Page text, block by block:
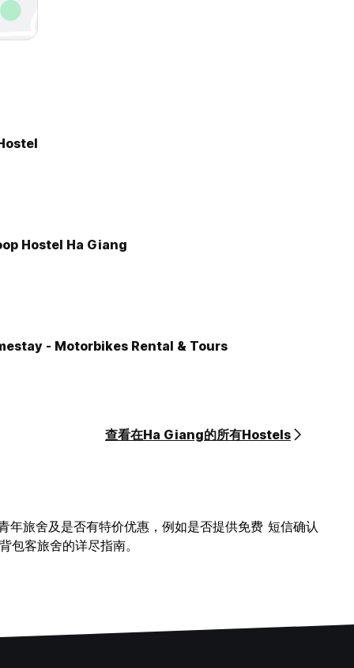
Hostel Ha Giang
- Motorbikes Rental & Tours
查看在Ha Giang的所有Hostels
旅舍及是否有特价优惠，例如是否提供免费 短信确认
客旅舍的详尽指南。